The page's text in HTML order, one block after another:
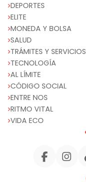
DEPORTES
ELITE
MONEDA Y BOLSA
SALUD
TRÁMITES Y SERVICIOS
TECNOLOGÍA
AL LÍMITE
CÓDIGO SOCIAL
ENTRE NOS
RITMO VITAL
VIDA ECO